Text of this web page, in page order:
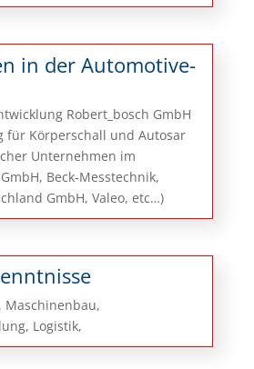
in der Automotive-
Robert_bosch GmbH
für Körperschall und Autosar
Unternehmen im
Beck-Messtechnik,
GmbH, Valeo, etc…)
Maschinenbau,
Logistik,